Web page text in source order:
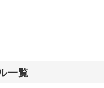
一覧